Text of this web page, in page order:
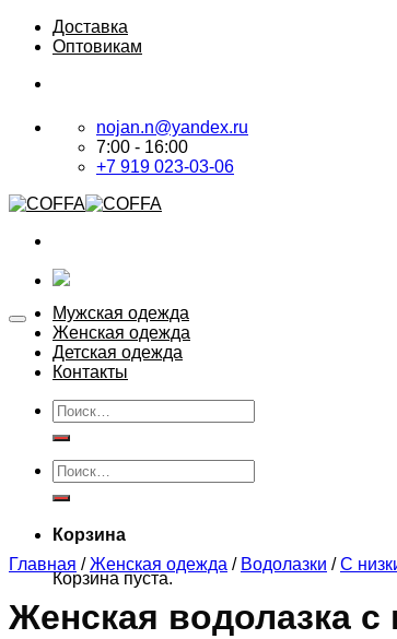
Skip
Доставка
Оптовикам
nojan.n@yandex.ru
7:00 - 16:00
+7 919 023-03-06
Мужская одежда
Женская одежда
Детская одежда
Контакты
Искать:
Искать:
Корзина
Корзина пуста.
Главная / Женская одежда / Водолазки / С
Женская водолазка